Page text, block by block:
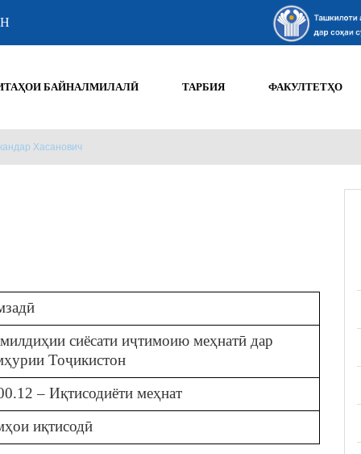
БАЙНАЛМИЛАЛӢ ТАРБИЯ ФАКУЛТЕТҲО
Хасанович
сиёсати иҷтимоию меҳнатӣ дар
Тоҷикистон
– Иқтисодиёти меҳнат
иқтисодӣ